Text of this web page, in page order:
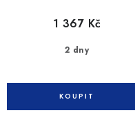
2 dny
1 367 Kč